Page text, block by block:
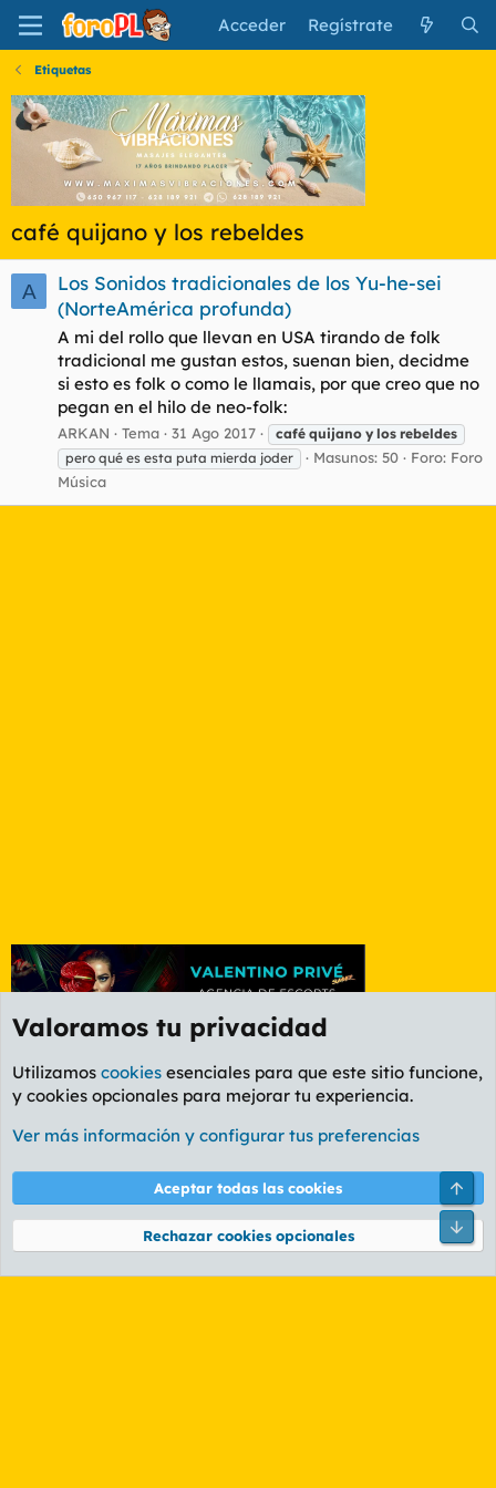
Acceder Regístrate
Etiquetas
café quijano y los rebeldes
A
Los Sonidos tradicionales de los Yu-he-sei
(NorteAmérica profunda)
A mi del rollo que llevan en USA tirando de folk
tradicional me gustan estos, suenan bien, decidme
si esto es folk o como le llamais, por que creo que no
pegan en el hilo de neo-folk:
ARKAN Tema 31 Ago 2017 café quijano y los rebeldes
pero qué es esta puta mierda joder
Masunos: 50 Foro: Foro
Música
Etiquetas
Cookies
PL OLDSTYLE AMARILLO
Términos y reglas Política de privacidad Ayuda
Community platform by XenForo® © 2010-2026 XenForo Ltd.
Valoramos tu privacidad
Utilizamos cookies esenciales para que este sitio funcione,
y cookies opcionales para mejorar tu experiencia.
Ver más información y configurar tus preferencias
Aceptar todas las cookies
Rechazar cookies opcionales
Pie